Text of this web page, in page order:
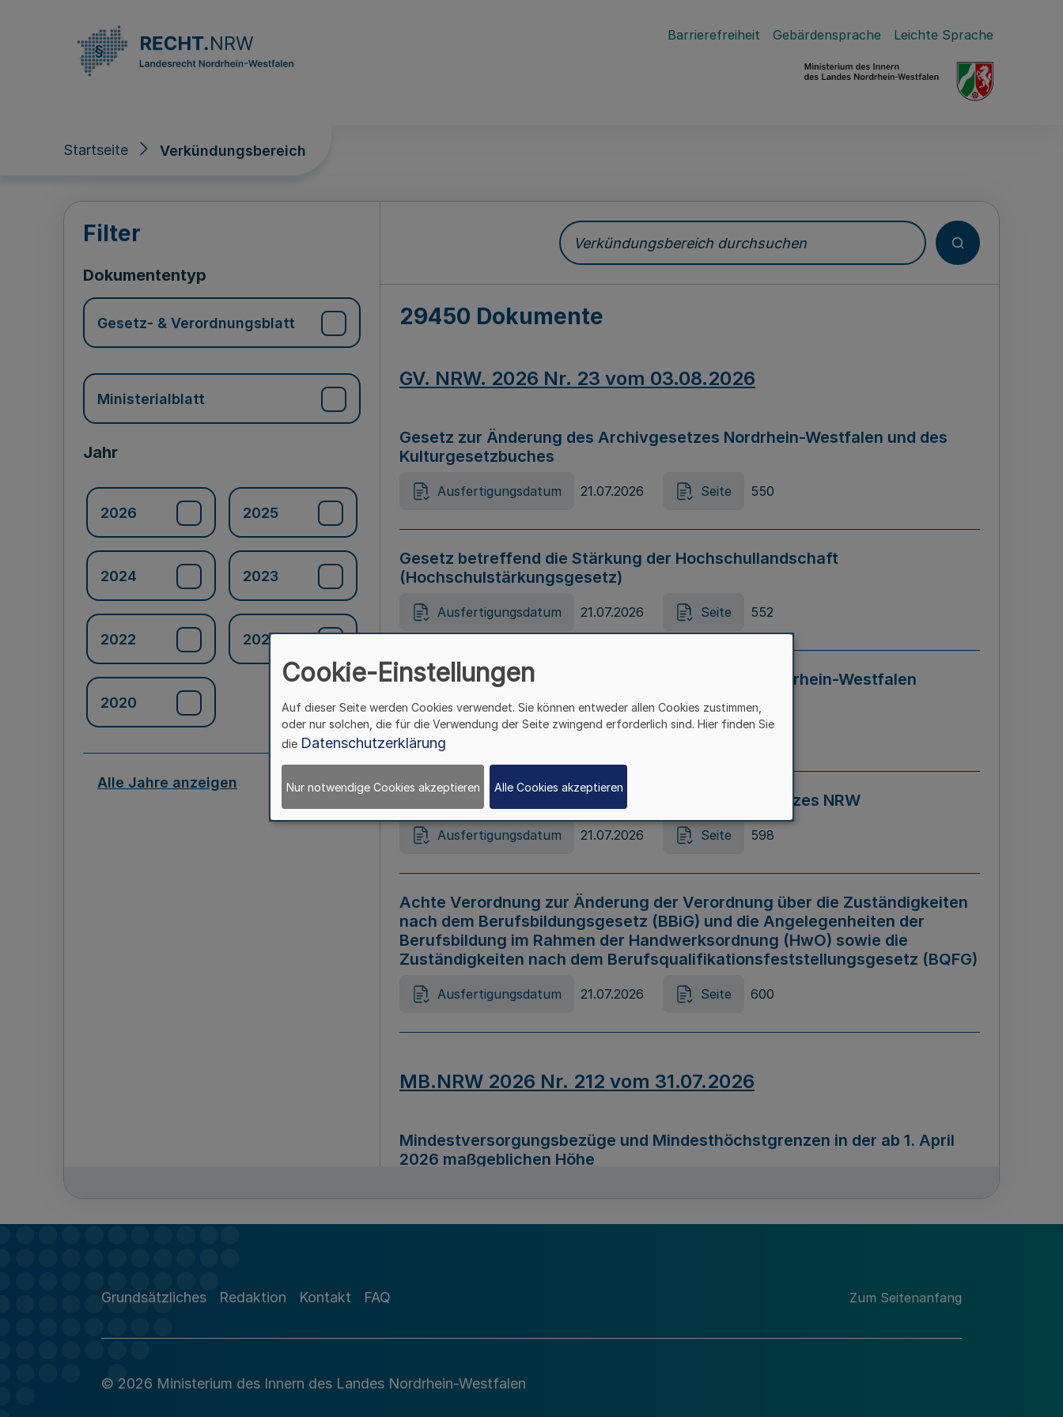
Barrierefreiheit Gebärdensprache Leichte Sprache
Startseite Verkündungsbereich
Verkündungsbereich
Filter
Dokumententyp
Gesetz- & Verordnungsblatt
Ministerialblatt
Jahr
2026 2025
2024 2023
2022 2021
2020
Alle Jahre anzeigen
Verkündungsbereich durchsuchen
29450 Dokumente
GV. NRW. 2026 Nr. 23 vom 03.08.2026
Gesetz zur Änderung des Archivgesetzes Nordrhein-Westfalen und des
Kulturgesetzbuches
Ausfertigungsdatum 21.07.2026 Seite 550
Gesetz betreffend die Stärkung der Hochschullandschaft
(Hochschulstärkungsgesetz)
Ausfertigungsdatum 21.07.2026 Seite 552
Gesetz zur Vermeidung von Diskriminierung in Nordrhein-Westfalen
(Landesantidiskriminierungsgesetz – LADG NRW)
Ausfertigungsdatum 21.07.2026 Seite 595
Gesetz zur Änderung des Online-Casinospiel Gesetzes NRW
Ausfertigungsdatum 21.07.2026 Seite 598
Achte Verordnung zur Änderung der Verordnung über die Zuständigkeiten
nach dem Berufsbildungsgesetz (BBiG) und die Angelegenheiten der
Berufsbildung im Rahmen der Handwerksordnung (HwO) sowie die
Zuständigkeiten nach dem Berufsqualifikationsfeststellungsgesetz (BQFG)
Ausfertigungsdatum 21.07.2026 Seite 600
MB.NRW 2026 Nr. 212 vom 31.07.2026
Mindestversorgungsbezüge und Mindesthöchstgrenzen in der ab 1. April
2026 maßgeblichen Höhe
Richtlinie zur Durchführung des Förderprogramms „Mittelstand Innovativ &
Grundsätzliches Redaktion Kontakt FAQ Zum Seitenanfang
© 2026 Ministerium des Innern des Landes Nordrhein-Westfalen
Cookie-Einstellungen
Auf dieser Seite werden Cookies verwendet. Sie können entweder allen Cookies zustimmen,
oder nur solchen, die für die Verwendung der Seite zwingend erforderlich sind. Hier finden Sie
die Datenschutzerklärung
Nur notwendige Cookies akzeptieren Alle Cookies akzeptieren